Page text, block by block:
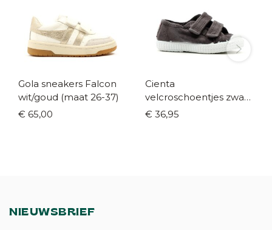
Gola sneakers Falcon
wit/goud (maat 26-37)
€ 65,00
Cienta
velcroschoentjes zwart
(maat 21-35)
€ 36,95
NIEUWSBRIEF